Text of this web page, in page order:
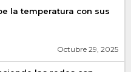
la temperatura con sus
Octubre 29, 2025